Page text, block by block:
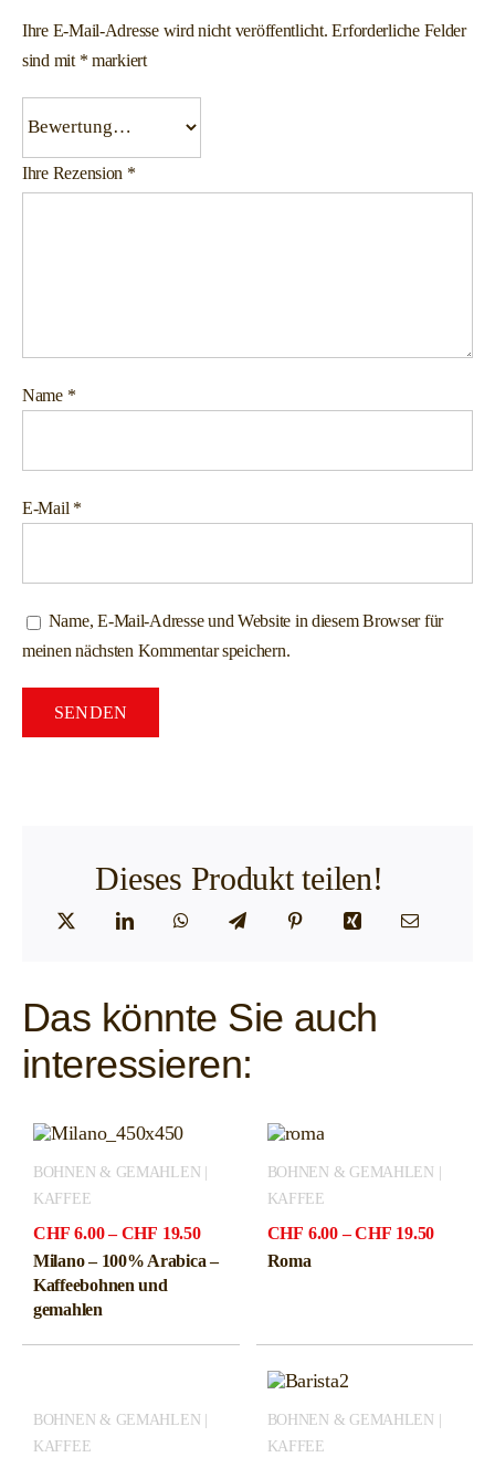
Ihre E-Mail-Adresse wird nicht veröffentlicht. Erforderliche Felder
sind mit * markiert
Ihre Rezension *
Name *
E-Mail *
Name, E-Mail-Adresse und Website in diesem Browser für
meinen nächsten Kommentar speichern.
Dieses Produkt teilen!
Das könnte Sie auch
interessieren:
BOHNEN & GEMAHLEN |
KAFFEE
CHF 6.00 –CHF 19.50Preisspanne:
bis
Milano – 100% Arabica –
Kaffeebohnen und
gemahlen
BOHNEN & GEMAHLEN |
KAFFEE
CHF 6.00 –CHF 19.50
Roma
BOHNEN & GEMAHLEN |
KAFFEE
BOHNEN & GEMAHLEN |
KAFFEE